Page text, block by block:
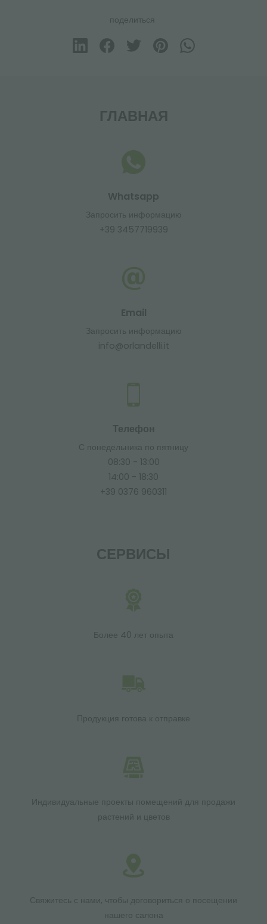
поделиться
ГЛАВНАЯ
Whatsapp
Запросить информацию
+39 3457719939
Email
Запросить информацию
info@orlandelli.it
Телефон
С понедельника по пятницу
08:30 - 13:00
14:00 - 18:30
+39 0376 960311
СЕРВИСЫ
Более 40 лет опыта
Продукция готова к отправке
Индивидуальные проекты помещений для продажи
растений и цветов
Свяжитесь с нами, чтобы договориться о посещении
нашего салона